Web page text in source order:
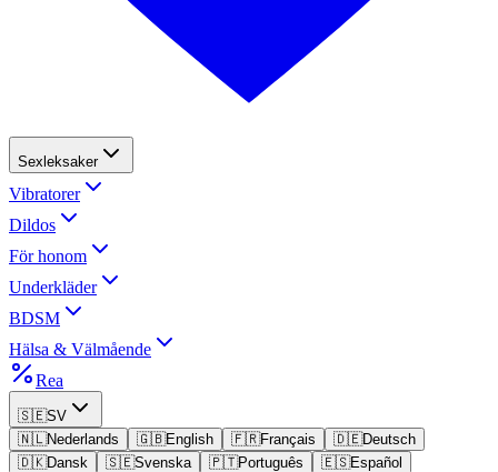
Sexleksaker
Vibratorer
Dildos
För honom
Underkläder
BDSM
Hälsa & Välmående
Rea
🇸🇪SV
🇳🇱Nederlands 🇬🇧English 🇫🇷Français 🇩🇪Deutsch
🇩🇰Dansk 🇸🇪Svenska 🇵🇹Português 🇪🇸Español